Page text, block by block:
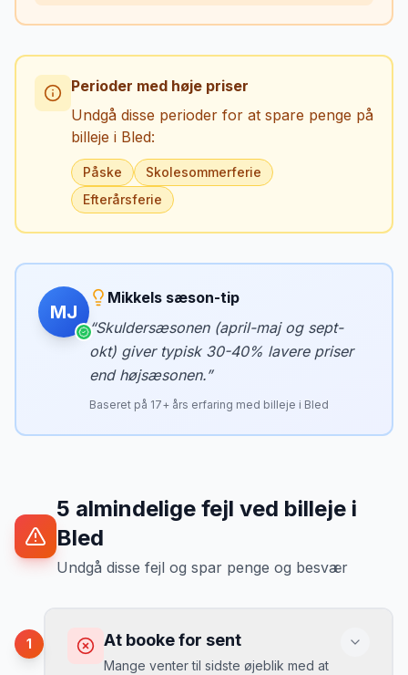
Perioder med høje priser
Undgå disse perioder for at spare penge på
billeje i Bled:
Påske
Skolesommerferie
Efterårsferie
MJ
Mikkels sæson-tip
“Skuldersæsonen (april-maj og sept-
okt) giver typisk 30-40% lavere priser
end højsæsonen.”
Baseret på 17+ års erfaring med billeje i Bled
5 almindelige fejl ved billeje i
Bled
Undgå disse fejl og spar penge og besvær
1 At booke for sent
Mange venter til sidste øjeblik med at